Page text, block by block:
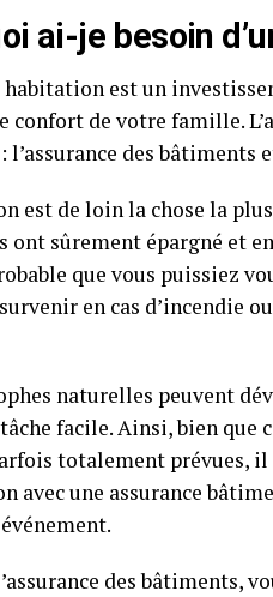
ai-je besoin
habitation est un
confort de votre famille.
des bâtiments
est de loin la chose la
ont sûrement épargné et
que vous puissiez
en cas d’incendie
naturelles peuvent
facile. Ainsi, bien que
totalement prévues,
avec une assurance
des bâtiments,